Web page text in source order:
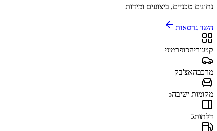
נתונים טכניים, ביצועים ומידות
השוו גרסאות
קטגוריהסופרמיני
מרכבהאצ'בק
מקומות ישיבה5
דלתות5